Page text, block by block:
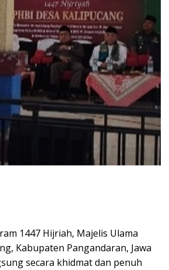
1447 Hijriah, Majelis Ulama
Kabupaten Pangandaran, Jawa
secara khidmat dan penuh